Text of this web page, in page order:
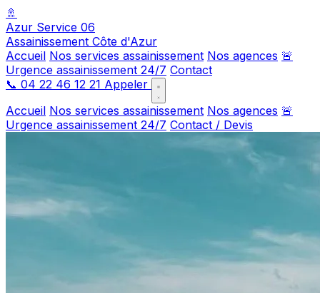
🚿
Azur Service 06
Assainissement Côte d'Azur
Accueil Nos services assainissement Nos agences 🚨
Urgence assainissement 24/7 Contact
📞 04 22 46 12 21 Appeler
Accueil Nos services assainissement Nos agences 🚨
Urgence assainissement 24/7 Contact / Devis